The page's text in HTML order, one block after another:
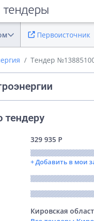
| тендеры
Первоисточник
Тендер
329 935 Р
+ Добавить в мои
Кировская